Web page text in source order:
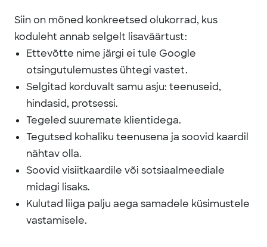
Siin on mõned konkreetsed olukorrad, kus
koduleht annab selgelt lisaväärtust:
Ettevõtte nime järgi ei tule Google
otsingutulemustes ühtegi vastet.
Selgitad korduvalt samu asju: teenuseid,
hindasid, protsessi.
Tegeled suuremate klientidega.
Tegutsed kohaliku teenusena ja soovid kaardil
nähtav olla.
Soovid visiitkaardile või sotsiaalmeediale
midagi lisaks.
Kulutad liiga palju aega samadele küsimustele
vastamisele.